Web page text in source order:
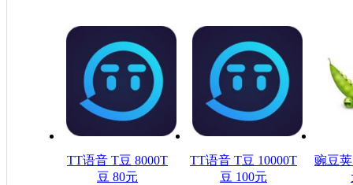
TT语音 T豆 8000T
豆 80元
TT语音 T豆 10000T
豆 100元
豌豆